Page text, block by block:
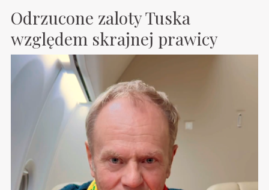
Odrzucone zaloty Tuska
względem skrajnej prawicy